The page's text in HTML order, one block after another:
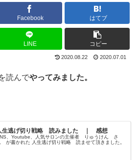
Facebook はてブ
LINE コピー
2020.08.22 2020.07.01
んでやってみました。
生逃げ切り戦略 読みました ｜ 感想
、Youtube、人気サロンの主催者 りゅうけん さ
が書かれた 人生逃げ切り戦略 読ませて頂きました。